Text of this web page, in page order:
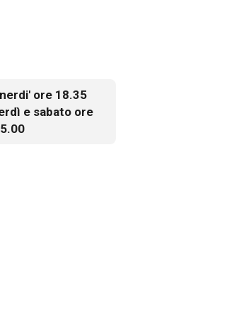
ore 18.35
e sabato ore